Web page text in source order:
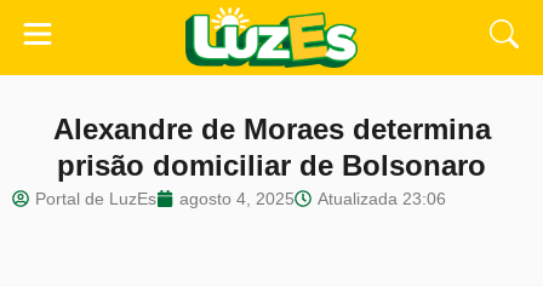
Alexandre de Moraes determina
prisão domiciliar de Bolsonaro
Portal de LuzEs agosto 4, 2025 Atualizada 23:06